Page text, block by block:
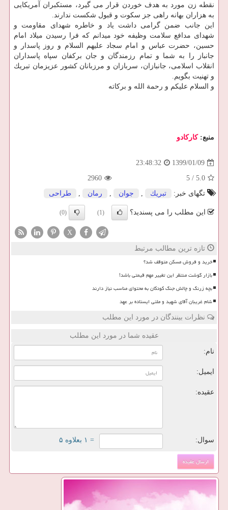
نقطه زن مورد به هدف خوردن قرار می گیرد، مستكبران آمریكایی
به هزاران بهانه راهی جز سكوت و قبول شكست ندارند.
این جانب ضمن گرامی داشت یاد و خاطره شهدای مقاومت و
شهدای مدافع سلامت وظیفه خود میدانم كه فرا رسیدن میلاد امام
حسین، حضرت عباس و امام سجاد علیهم السلام و روز پاسدار و
جانباز را به شما و تمام رزمندگان و جان بركفان سپاه پاسداران
انقلاب اسلامی، جانبازان، سربازان و مرزبانان كشور عزیزمان تبریك
و تهنیت بگویم.
و السلام علیكم و رحمة الله و بركاته
منبع:كاركادو
1399/01/09
23:48:32
5.0
/
5
2960
تگهای خبر:
تبریك , جوان , رمان , طراحی
این مطلب را می پسندید؟ (1)
(0)
X
تازه ترین مطالب مرتبط
خرید و فروش مسکن متوقف شد؟
بازار گوشت منتظر این تغییر مهم قیمتی باشد!
بچه زرنگ و چالش جنگ کودکان به محتوای مناسب نیاز دارند
شام غریبان آقای شهید و ملتی ایستاده بر عهد
نظرات بینندگان در مورد این مطلب
عقیده شما در مورد این مطلب
نام:
ایمیل:
عقیده:
سوال: = ۱ بعلاوه ۵